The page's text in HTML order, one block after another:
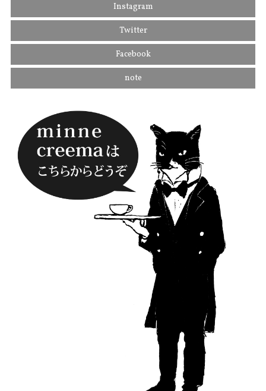
Instagram
Twitter
Facebook
note